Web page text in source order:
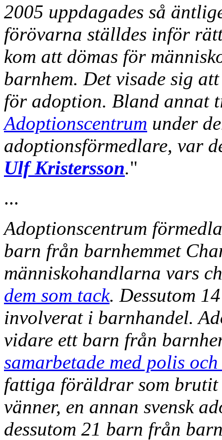
2005 uppdagades så
förövarna ställdes inför
kom att dömas för
barnhem. Det visade sig
för adoption. Bland annat
Adoptionscentrum under
adoptionsförmedlare, var
Ulf Kristersson."
...
Adoptionscentrum
barn från barnhemmet
människohandlarna vars
dem som tack. Dessutom
involverat i barnhandel.
vidare ett barn från
samarbetade med polis
fattiga föräldrar som brutit
vänner, en annan svensk
dessutom 21 barn från